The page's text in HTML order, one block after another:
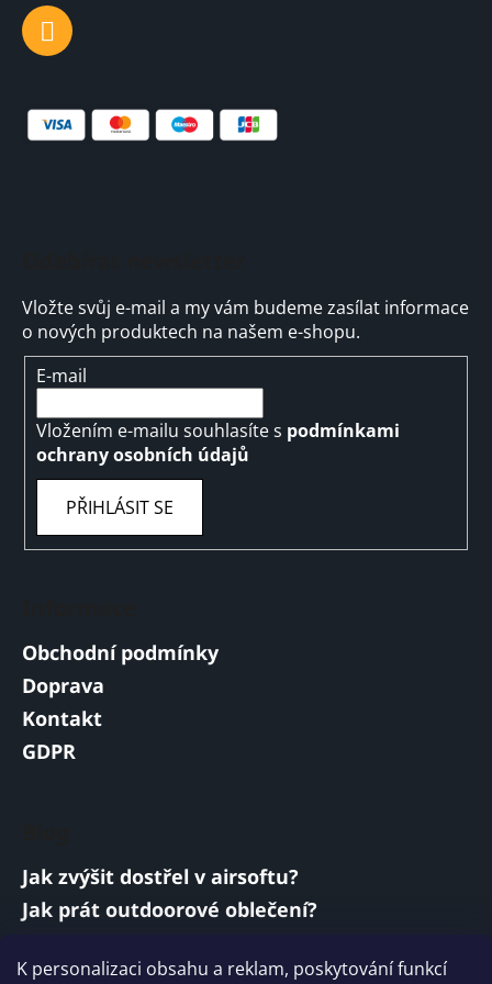
K personalizaci obsahu a reklam, poskytování funkcí
Vložte svůj e-mail a my vám budeme zasílat informace
o nových produktech na našem e-shopu.
E-mail
Vložením e-mailu souhlasíte s podmínkami
ochrany osobních údajů
PŘIHLÁSIT SE
Obchodní podmínky
Doprava
Kontakt
GDPR
Jak zvýšit dostřel v airsoftu?
Jak prát outdoorové oblečení?
Vojenská a armádní sluchátka: co musí